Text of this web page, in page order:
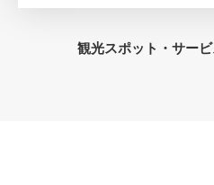
観光スポット・サー